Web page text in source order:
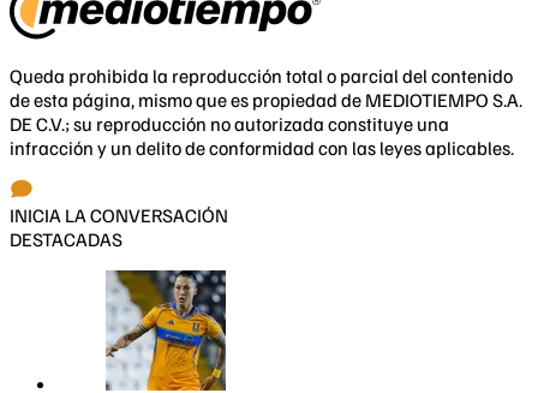
Queda prohibida la reproducción total o parcial del contenido
de esta página, mismo que es propiedad de MEDIOTIEMPO S.A.
DE C.V.; su reproducción no autorizada constituye una
infracción y un delito de conformidad con las leyes aplicables.
INICIA LA CONVERSACIÓN
DESTACADAS